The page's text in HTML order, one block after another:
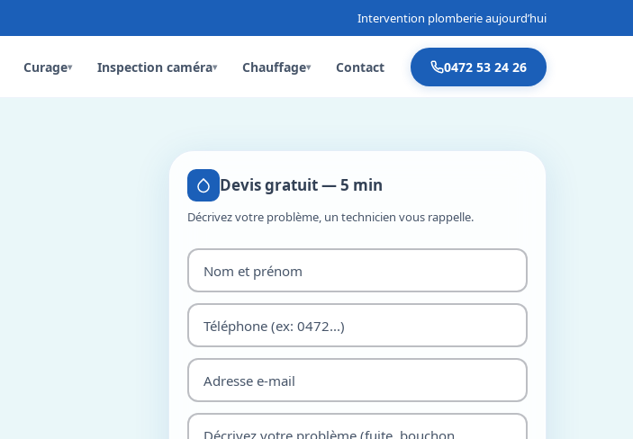
Intervention plomberie aujourd’hui
Curage▾ Inspection caméra▾ Chauffage▾ Contact 0472 53 24 26
Devis gratuit — 5 min
Décrivez votre problème, un technicien vous rappelle.